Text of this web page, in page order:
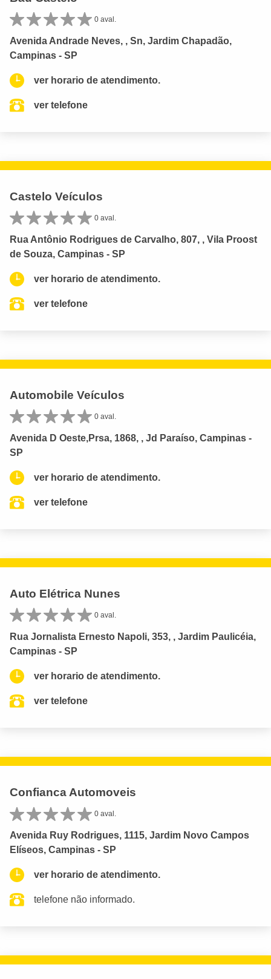
0 aval.
Avenida Andrade Neves, , Sn, Jardim Chapadão,
Campinas - SP
ver horario de atendimento.
ver telefone
Castelo Veículos
0 aval.
Rua Antônio Rodrigues de Carvalho, 807, , Vila Proost
de Souza, Campinas - SP
ver horario de atendimento.
ver telefone
Automobile Veículos
0 aval.
Avenida D Oeste,Prsa, 1868, , Jd Paraíso, Campinas -
SP
ver horario de atendimento.
ver telefone
Auto Elétrica Nunes
0 aval.
Rua Jornalista Ernesto Napoli, 353, , Jardim Paulicéia,
Campinas - SP
ver horario de atendimento.
ver telefone
Confianca Automoveis
0 aval.
Avenida Ruy Rodrigues, 1115, Jardim Novo Campos
Elíseos, Campinas - SP
ver horario de atendimento.
telefone não informado.